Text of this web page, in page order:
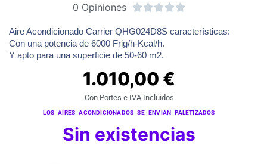
0 Opiniones 
Aire Acondicionado Carrier QHG024D8S características:
Con una potencia de 6000 Frig/h-Kcal/h.
Y apto para una superficie de 50-60 m2.
1.010,00 €
Con Portes e IVA Incluidos
LOS AIRES ACONDICIONADOS SE ENVIAN PALETIZADOS
Sin existencias